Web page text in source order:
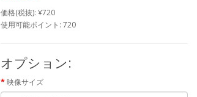
価格(税抜): ¥720
使用可能ポイント: 720
オプション:
映像サイズ